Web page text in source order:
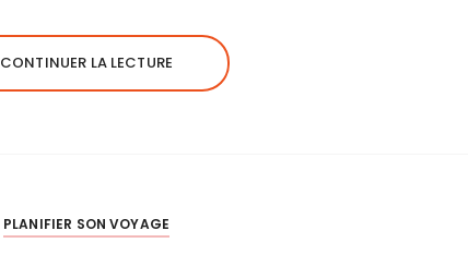
CONTINUER LA LECTURE
PLANIFIER SON VOYAGE